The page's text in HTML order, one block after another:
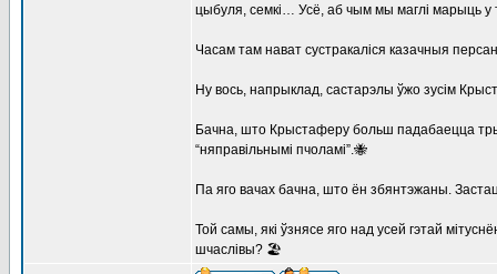
цыбуля, семкі… Усё, аб чым мы маглі марыць у
Часам там нават сустракаліся казачныя
Ну вось, напрыклад, састарэлы ўжо зусім
Бачна, што Крыстаферу больш падабаецца
“няправільнымі пчоламі”.🐝
Па яго вачах бачна, што ён збянтэжаны.
Той самы, які ўзнясе яго над усей гэтай
шчаслівы? 🏖